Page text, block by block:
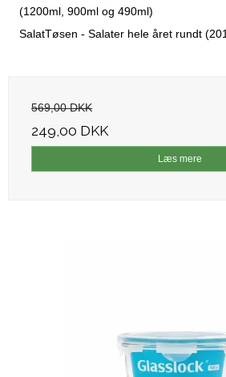
(1200ml, 900ml og 490ml)
SalatTøsen - Salater hele året rundt
569,00 DKK
249,00 DKK
Læs mere